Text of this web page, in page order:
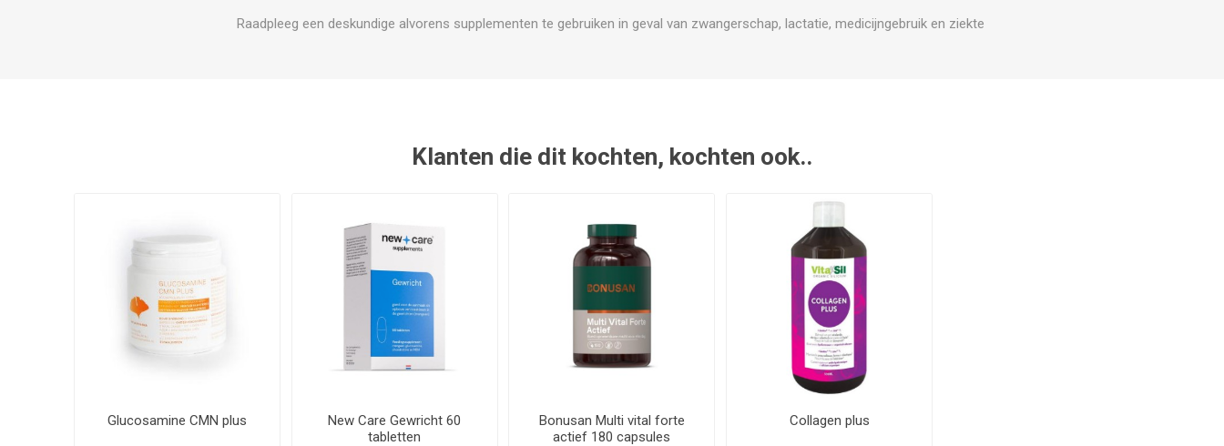
Raadpleeg een deskundige alvorens supplementen te gebruiken in geval van zwangerschap, lactatie, medicijngebruik en ziekte
Klanten die dit kochten, kochten ook..
Glucosamine CMN plus
New Care Gewricht 60
tabletten
Bonusan Multi vital forte
actief 180 capsules
Collagen plus